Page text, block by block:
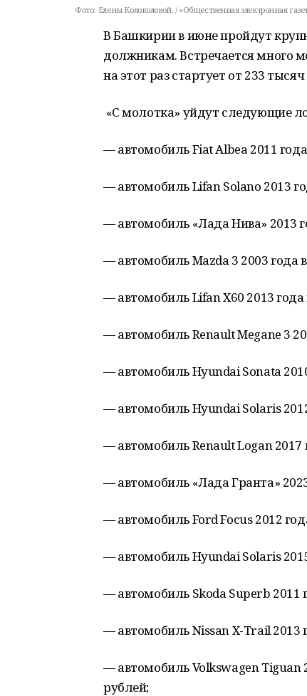
Фото: Елены Колоколовой. / «Общественная электронная
В Башкирии в июне пройдут
должникам. Встречается много
на этот раз стартует от 233
«С молотка» уйдут следующие
— автомобиль Fiat Albea 2011
— автомобиль Lifan Solano 2013
— автомобиль «Лада Нива» 2013
— автомобиль Mazda 3 2003 года
— автомобиль Lifan X60 2013
— автомобиль Renault Megane 3
— автомобиль Hyundai Sonata
— автомобиль Hyundai Solaris
— автомобиль Renault Logan 2017
— автомобиль «Лада Гранта»
— автомобиль Ford Focus 2012
— автомобиль Hyundai Solaris
— автомобиль Skoda Superb 2011
— автомобиль Nissan X-Trail 2013
— автомобиль Volkswagen Tiguan
рублей;